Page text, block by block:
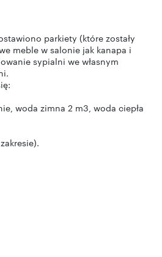
parkiety (które zostały
meble w salonie jak kanapa i
sypialni we własnym
woda zimna 2 m3, woda ciepła